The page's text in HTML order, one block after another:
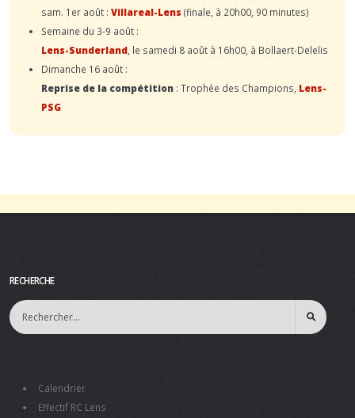
sam. 1er août : Villareal-Lens (finale, à 20h00, 90 minutes)
Semaine du 3-9 août :
Lens-Sunderland , le samedi 8 août à 16h00, à Bollaert-Delelis
Dimanche 16 août :
Reprise de la compétition : Trophée des Champions, Lens-
PSG
RECHERCHE
Calendrier
Effectif RC Lens